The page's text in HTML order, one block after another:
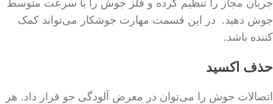
جوش دهید. در این قسمت مهارت جوشکار می‌تواند کمک
کننده باشد.
حذف اکسید
اتصالات جوش را می‌توان در معرض آلودگی جو قرار داد. هر